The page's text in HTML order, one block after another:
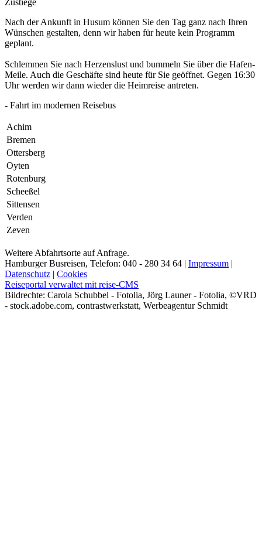
Nach der Ankunft in Husum können Sie den Tag ganz nach Ihren
Wünschen gestalten, denn wir haben für heute kein Programm
geplant.
Schlemmen Sie nach Herzenslust und bummeln Sie über die Hafen-
Meile. Auch die Geschäfte sind heute für Sie geöffnet. Gegen 16:30
Uhr werden wir dann wieder die Heimreise antreten.
- Fahrt im modernen Reisebus
Achim
Bremen
Ottersberg
Oyten
Rotenburg
Scheeßel
Sittensen
Verden
Zeven
Weitere Abfahrtsorte auf Anfrage.
Hamburger Busreisen, Telefon: 040 - 280 34 64 | Impressum |
Datenschutz | Cookies
Reiseportal verwaltet mit reise-CMS
Bildrechte: Carola Schubbel - Fotolia, Jörg Launer - Fotolia, ©VRD
- stock.adobe.com, contrastwerkstatt, Werbeagentur Schmidt